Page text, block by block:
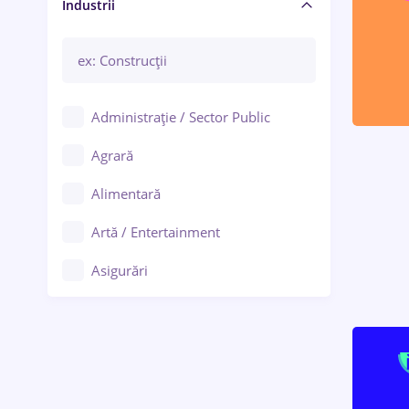
Manager / Executiv
Industrii
Administrație / Sector Public
Agrară
Alimentară
Artă / Entertainment
Asigurări